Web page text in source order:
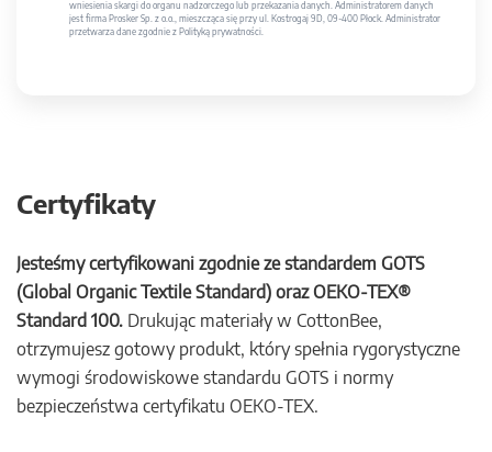
wniesienia skargi do organu nadzorczego lub przekazania danych. Administratorem danych
jest firma Prosker Sp. z o.o., mieszcząca się przy ul. Kostrogaj 9D, 09-400 Płock. Administrator
przetwarza dane zgodnie z Polityką prywatności.
Certyfikaty
Jesteśmy certyfikowani zgodnie ze standardem GOTS
(Global Organic Textile Standard) oraz OEKO-TEX®
Standard 100. Drukując materiały w CottonBee,
otrzymujesz gotowy produkt, który spełnia rygorystyczne
wymogi środowiskowe standardu GOTS i normy
bezpieczeństwa certyfikatu OEKO-TEX.